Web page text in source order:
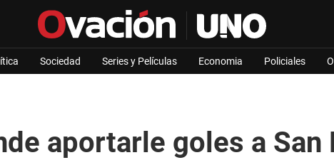
Sociedad Series y Películas Economia Policiales
aportarle goles a San